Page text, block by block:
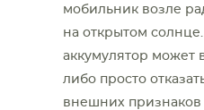
мобильник возле
на открытом солнце.
аккумулятор может
либо просто
внешних